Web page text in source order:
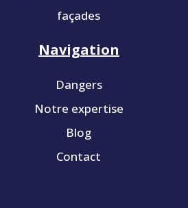
façades
Navigation
Dangers
Notre expertise
Blog
Contact